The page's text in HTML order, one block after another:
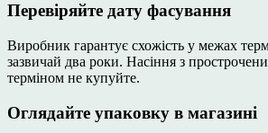
Перевіряйте дату фасування
Виробник гарантує схожість у межах
зазвичай два роки. Насіння з
терміном не купуйте.
Оглядайте упаковку в магазині